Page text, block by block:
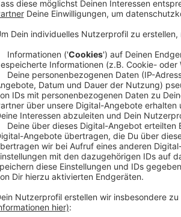
Dass die Formel 1
angekommen zu sein.
Rennteams auch um
nachhaltigen Sprit für
CO2-neutral werden .
ein Autorennen -
auf die Logistik. Der
Rennkalender wurde
effizientere
Ein weiterer Punkt:
Heizdecken, damit die
ebenfalls enorm viel